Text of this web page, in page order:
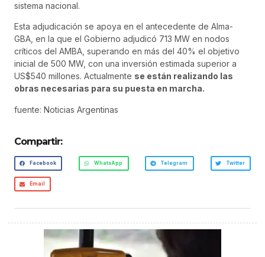
sistema nacional.
Esta adjudicación se apoya en el antecedente de Alma-
GBA, en la que el Gobierno adjudicó 713 MW en nodos
críticos del AMBA, superando en más del 40% el objetivo
inicial de 500 MW, con una inversión estimada superior a
US$540 millones. Actualmente se están realizando las
obras necesarias para su puesta en marcha.
fuente: Noticias Argentinas
Compartir:
Facebook WhatsApp Telegram Twitter
Email